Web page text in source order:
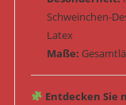
Schweinchen-
Latex
Maße:
Entdecken Sie